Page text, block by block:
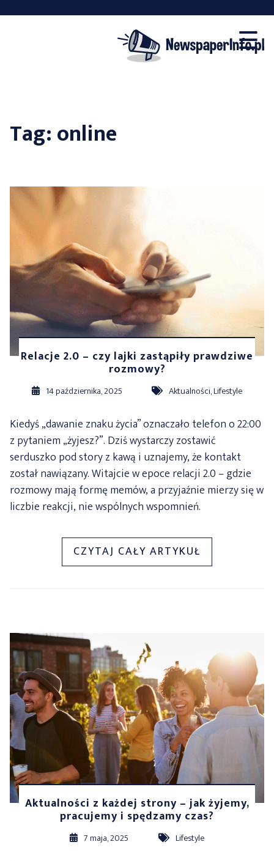
☰
×
Tag:online
Relacje 2.0 – czy lajki zastąpiły prawdziwe
rozmowy?
14 października, 2025 Aktualności,Lifestyle
Kiedyś „dawanie znaku życia” oznaczało telefon o 22:00
z pytaniem „żyjesz?”. Dziś wystarczy zostawić
serduszko pod story z kawą i uznajemy, że kontakt
został nawiązany. Witajcie w epoce relacji 2.0 – gdzie
rozmowy mają formę memów, a przyjaźnie mierzy się w
liczbie reakcji, nie wspólnych wspomnień.
CZYTAJ CAŁY ARTYKUŁ
2.0
PRAWDZIWE
ROZMOWY?”
Aktualności z każdej strony – jak żyjemy,
pracujemy i spędzamy czas?
7 maja, 2025 Lifestyle